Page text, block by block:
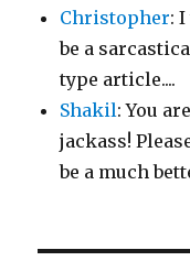
Christopher:
be a
type article....
Shakil: You
jackass!
be a much